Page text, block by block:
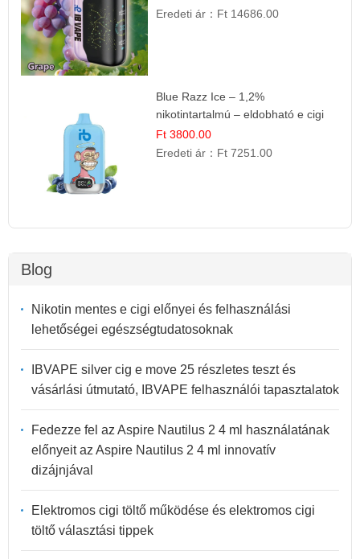
Eredeti ár： Ft 14686.00
Blue Razz Ice – 1,2%
nikotintartalmú – eldobható e cigi
Ft 3800.00
Eredeti ár： Ft 7251.00
Blog
Nikotin mentes e cigi előnyei és felhasználási
lehetőségei egészségtudatosoknak
IBVAPE silver cig e move 25 részletes teszt és
vásárlási útmutató, IBVAPE felhasználói tapasztalatok
Fedezze fel az Aspire Nautilus 2 4 ml használatának
előnyeit az Aspire Nautilus 2 4 ml innovatív
dizájnjával
Elektromos cigi töltő működése és elektromos cigi
töltő választási tippek